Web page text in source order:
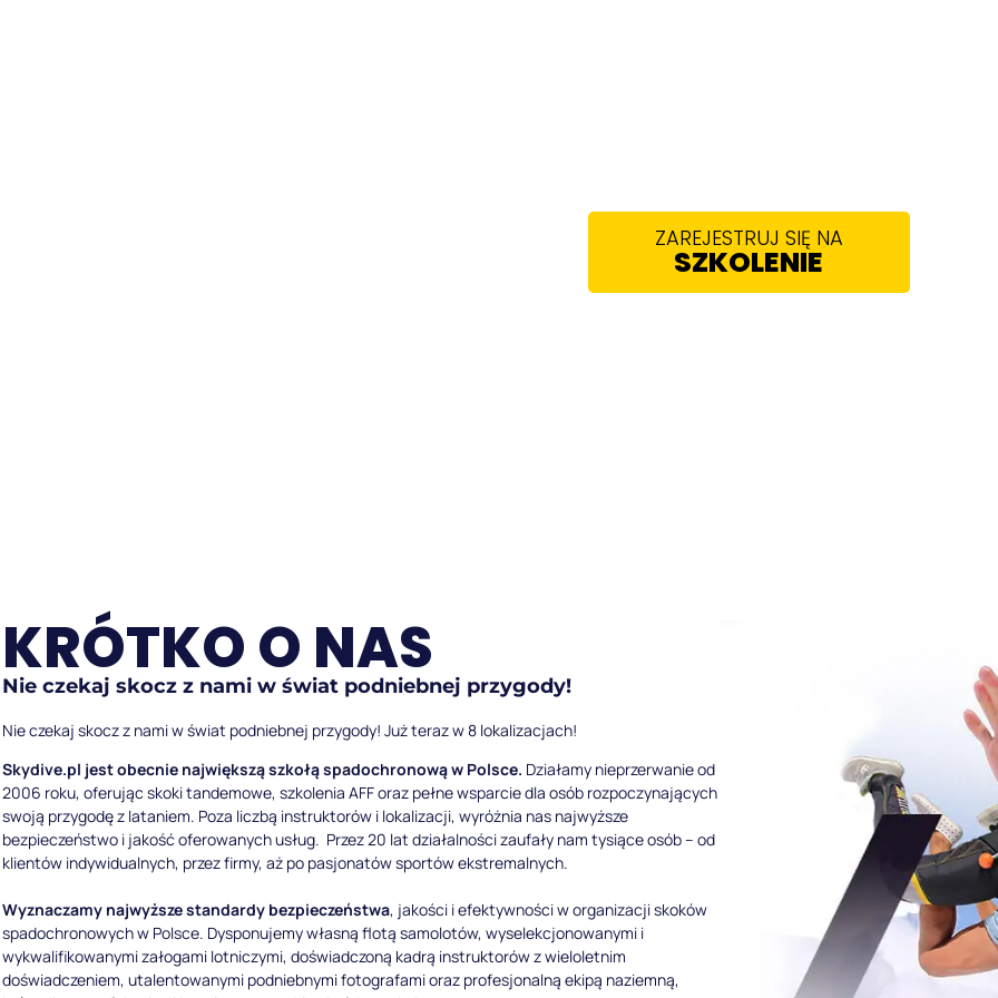
ZAREJESTRUJ SIĘ NA
SZKOLENIE
KRÓTKO O NAS
Nie czekaj skocz z nami w świat podniebnej przygody!
Nie czekaj skocz z nami w świat podniebnej przygody! Już teraz w 8 lokalizacjach!
Skydive.pl jest obecnie największą szkołą spadochronową w Polsce. Działamy nieprzerwanie od
2006 roku, oferując skoki tandemowe, szkolenia AFF oraz pełne wsparcie dla osób rozpoczynających
swoją przygodę z lataniem. Poza liczbą instruktorów i lokalizacji, wyróżnia nas najwyższe
bezpieczeństwo i jakość oferowanych usług. Przez 20 lat działalności zaufały nam tysiące osób – od
klientów indywidualnych, przez firmy, aż po pasjonatów sportów ekstremalnych.
Wyznaczamy najwyższe standardy bezpieczeństwa, jakości i efektywności w organizacji skoków
spadochronowych w Polsce. Dysponujemy własną flotą samolotów, wyselekcjonowanymi i
wykwalifikowanymi załogami lotniczymi, doświadczoną kadrą instruktorów z wieloletnim
doświadczeniem, utalentowanymi podniebnymi fotografami oraz profesjonalną ekipą naziemną,